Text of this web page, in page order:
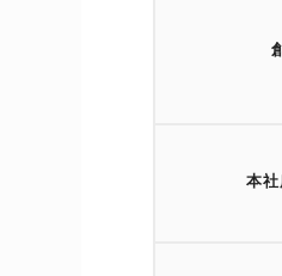
本